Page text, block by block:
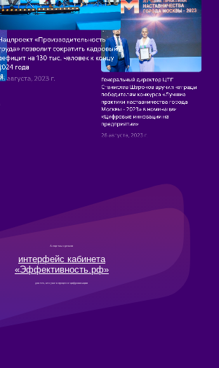
А еще мы сделали
интерфейс кабинета
«Эффективность.рф»
для тех, кто уже в процессе цифровизации